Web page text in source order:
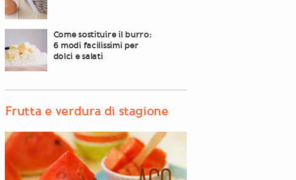
Come sostituire il burro:
6 modi facilissimi per
dolci e salati
Frutta e verdura di stagione